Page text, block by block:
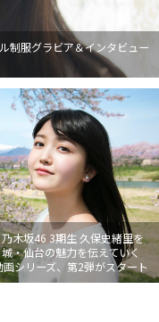
制服グラビア＆インタビュー
木坂46 3期生 久保史緒里を
・仙台の魅力を伝えていく
画シリーズ、第2弾がスタート